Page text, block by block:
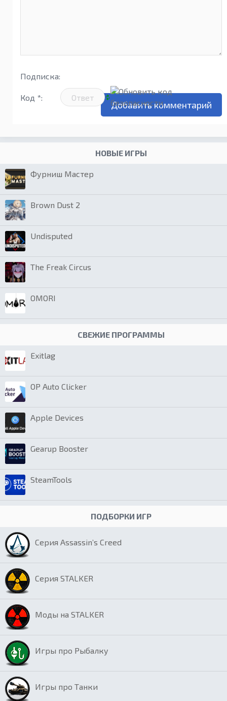
Подписка:
Код *:
НОВЫЕ ИГРЫ
Фурниш Мастер
Brown Dust 2
Undisputed
The Freak Circus
OMORI
СВЕЖИЕ ПРОГРАММЫ
Exitlag
OP Auto Clicker
Apple Devices
Gearup Booster
SteamTools
ПОДБОРКИ ИГР
Серия Assassin’s Creed
Серия STALKER
Моды на STALKER
Игры про Рыбалку
Игры про Танки